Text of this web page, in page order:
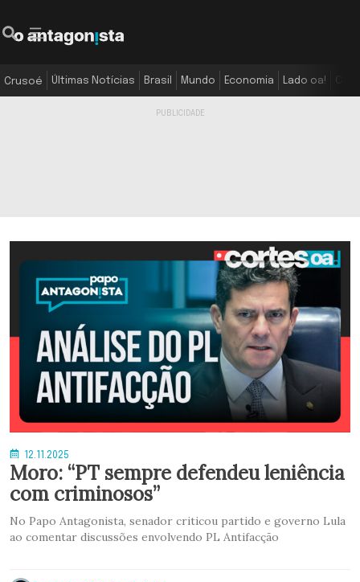
Crusoé Últimas Notícias Brasil Mundo Economia Lado oa!
12.11.2025
Moro: “PT sempre defendeu leniência
com criminosos”
No Papo Antagonista, senador criticou partido e governo Lula
ao comentar discussões envolvendo PL Antifacção